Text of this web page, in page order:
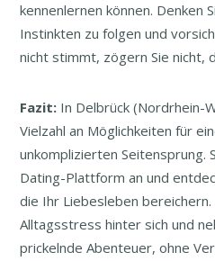
kennenlernen können. Denken
Instinkten zu folgen und
nicht stimmt, zögern Sie nicht,
Fazit: In Delbrück (Nordrhein-
Vielzahl an Möglichkeiten für
unkomplizierten Seitensprung.
Dating-Plattform an und
die Ihr Liebesleben bereichern.
Alltagsstress hinter sich und
prickelnde Abenteuer, ohne